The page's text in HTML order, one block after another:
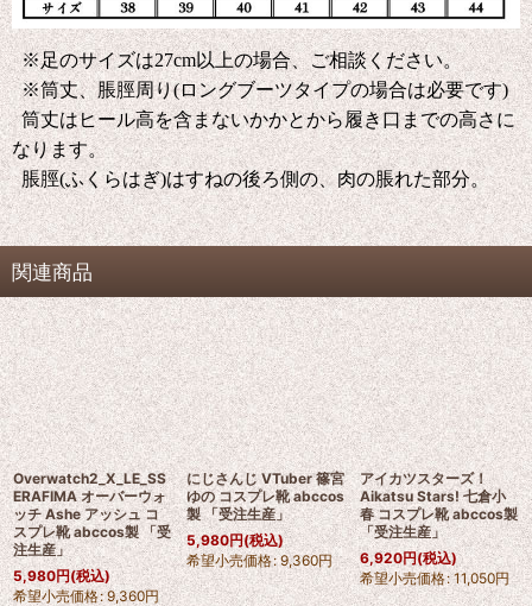
※足のサイズは27cm以上の場合、ご相談ください。
※筒丈、脹脛周り(ロングブーツタイプの場合は必要です)
筒丈はヒール高を含まないかかとから履き口までの高さに
なります。
脹脛(ふくらはぎ)はすねの後ろ側の、肉の脹れた部分。
関連商品
Overwatch2_X_LE_SS
ERAFIMA オーバーウォ
ッチ Ashe アッシュ コ
スプレ靴 abccos製 「受
注生産」
5,980円(税込)
希望小売価格: 9,360円
にじさんじ VTuber 篠宮
ゆの コスプレ靴 abccos
製 「受注生産」
5,980円(税込)
希望小売価格: 9,360円
アイカツスターズ！
Aikatsu Stars! 七倉小
春 コスプレ靴 abccos製
「受注生産」
6,920円(税込)
希望小売価格: 11,050円